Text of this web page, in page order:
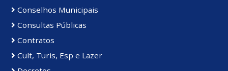
Conselhos Municipais
Consultas Públicas
Contratos
Cult, Turis, Esp e Lazer